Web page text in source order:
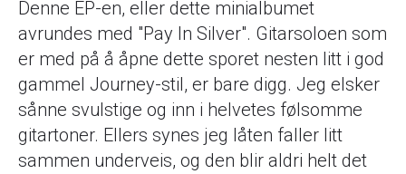
Denne EP-en, eller dette minialbumet
avrundes med "Pay In Silver". Gitarsoloen som
er med på å åpne dette sporet nesten litt i god
gammel Journey-stil, er bare digg. Jeg elsker
sånne svulstige og inn i helvetes følsomme
gitartoner. Ellers synes jeg låten faller litt
sammen underveis, og den blir aldri helt det